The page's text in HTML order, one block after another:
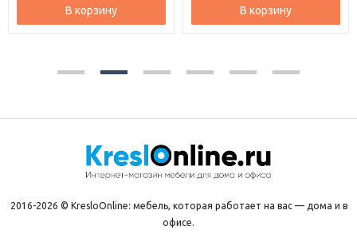
В корзину В корзину
2016-2026 © KresloOnline: мебель, которая работает на вас — дома и в
офисе.